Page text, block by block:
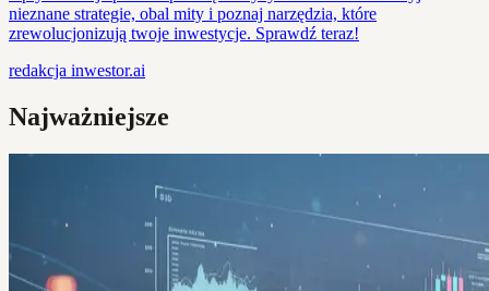
nieznane strategie, obal mity i poznaj narzędzia, które
zrewolucjonizują twoje inwestycje. Sprawdź teraz!
redakcja inwestor.ai
Najważniejsze